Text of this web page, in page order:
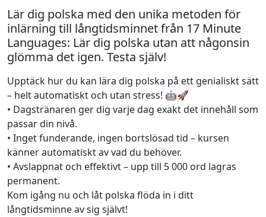
Lär dig polska med den unika metoden för
inlärning till långtidsminnet från 17 Minute
Languages: Lär dig polska utan att någonsin
glömma det igen. Testa själv!
Upptäck hur du kan lära dig polska på ett genialiskt sätt
– helt automatiskt och utan stress! 🤖🚀
• Dagstränaren ger dig varje dag exakt det innehåll som
passar din nivå.
• Inget funderande, ingen bortslösad tid – kursen
känner automatiskt av vad du behöver.
• Avslappnat och effektivt – upp till 5 000 ord lagras
permanent.
Kom igång nu och låt polska flöda in i ditt
långtidsminne av sig självt!